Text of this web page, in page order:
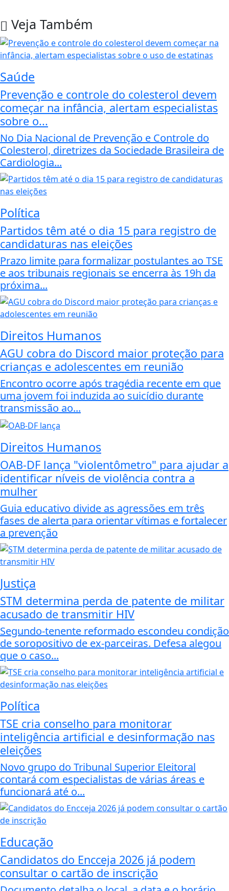
Veja Também
Saúde
Prevenção e controle do colesterol devem
começar na infância, alertam especialistas
sobre o...
No Dia Nacional de Prevenção e Controle do
Colesterol, diretrizes da Sociedade Brasileira de
Cardiologia...
Política
Partidos têm até o dia 15 para registro de
candidaturas nas eleições
Prazo limite para formalizar postulantes ao TSE
e aos tribunais regionais se encerra às 19h da
próxima...
Direitos Humanos
AGU cobra do Discord maior proteção para
crianças e adolescentes em reunião
Encontro ocorre após tragédia recente em que
uma jovem foi induzida ao suicídio durante
transmissão ao...
Direitos Humanos
OAB-DF lança "violentômetro" para ajudar a
identificar níveis de violência contra a
mulher
Guia educativo divide as agressões em três
fases de alerta para orientar vítimas e fortalecer
a prevenção
Justiça
STM determina perda de patente de militar
acusado de transmitir HIV
Segundo-tenente reformado escondeu condição
de soropositivo de ex-parceiras. Defesa alegou
que o caso...
Política
TSE cria conselho para monitorar
inteligência artificial e desinformação nas
eleições
Novo grupo do Tribunal Superior Eleitoral
contará com especialistas de várias áreas e
funcionará até o...
Educação
Candidatos do Encceja 2026 já podem
consultar o cartão de inscrição